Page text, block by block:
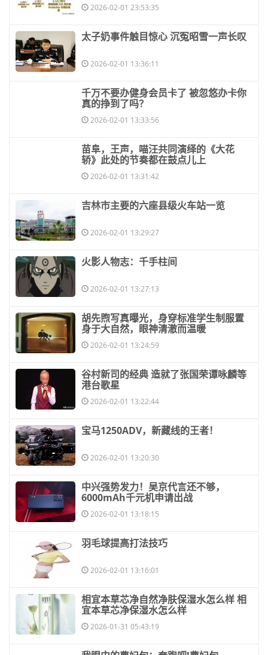
2026-02-01 23:53:35
​太子奶事件触目惊心 沉冤昭雪一声长叹
2026-02-01 13:36:11
​千万不要办健身会员卡了 被忽悠办卡你
真的挣到了吗？
2026-02-01 13:33:56
​苗阜，王声，喵汪共同演绎的《大花
轿》此处的节奏都在鼓点儿上
2026-02-01 13:31:42
​吉林市主要的六座县级火车站一览
2026-02-01 13:29:27
​火影人物志：千手柱间
2026-02-01 13:27:13
​胡先煦写真曝光，身穿标准学生制服置
身于大自然，眼神清澈而温暖
2026-02-01 13:24:59
​谷村新司的经典 造就了张国荣谭咏麟等
港台歌星
2026-02-01 13:22:44
​宝马1250ADV，新藏线的王者！
2026-02-01 13:20:30
​中兴强势发力！吴京代言还不够，
6000mAh千元机申请出战
2026-02-01 13:18:15
​羽毛球提高打法技巧
2026-02-01 13:16:01
​相宜本草芯净自然净肤保湿水怎么样 相
宜本草芯净保湿水怎么样
2026-01-31 05:43:19